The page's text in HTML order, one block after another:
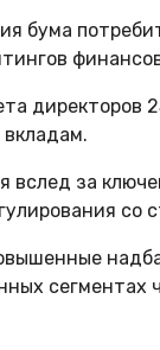
бума
директоров
за
со
сегментах